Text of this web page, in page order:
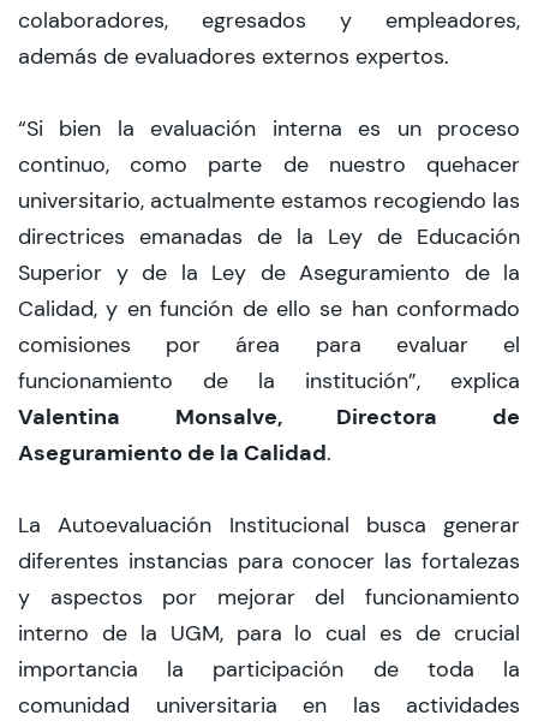
colaboradores, egresados y empleadores,
además de evaluadores externos expertos.
“Si bien la evaluación interna es un proceso
continuo, como parte de nuestro quehacer
universitario, actualmente estamos recogiendo las
directrices emanadas de la Ley de Educación
Superior y de la Ley de Aseguramiento de la
Calidad, y en función de ello se han conformado
comisiones por área para evaluar el
funcionamiento de la institución”, explica
Valentina Monsalve, Directora de
Aseguramiento de la Calidad.
La Autoevaluación Institucional busca generar
diferentes instancias para conocer las fortalezas
y aspectos por mejorar del funcionamiento
interno de la UGM, para lo cual es de crucial
importancia la participación de toda la
comunidad universitaria en las actividades